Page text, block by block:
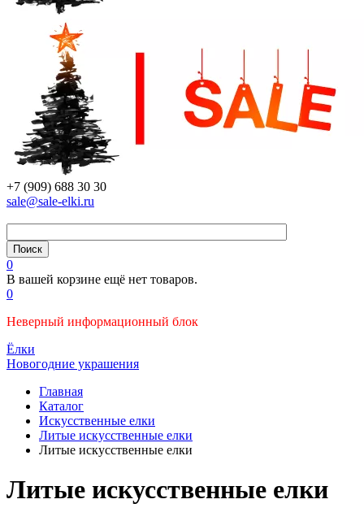
+7 (909) 688 30 30
sale@sale-elki.ru
0
В вашей корзине ещё нет товаров.
0
Неверный информационный блок
Ёлки
Новогодние украшения
Главная
Каталог
Искусственные елки
Литые искусственные елки
Литые искусственные елки
Литые искусственные елки